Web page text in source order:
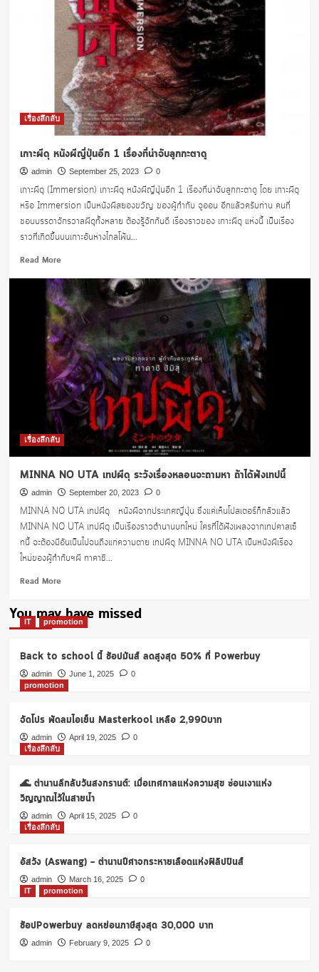
เรื่องลึกลับ
เกาะผีดุ หนังผีญี่ปุ่นอีก 1 เรื่องที่น่าจับลูกกะตาดู
admin September 25, 2023 0
เกาะผีดุ (Immersion) เกาะผีดุ หนังผีญี่ปุ่นอีก 1 เรื่องที่น่าจับลูกกะตาดู โดย เกาะผีดุ
หรือ Immersion เป็นหนังผีสยองขวัญ ของผู้กำกับ จูออน อีกแล้วครับท่าน คนที่
ชอบบรรดาจักรวาลผีดุทั้งหลาย ต้องรู้จักกันดี เรื่องราวของ เกาะผีดุ แห่งนี้ เป็นเรื่อง
ราวที่เกิดขึ้นบนเกาะอันห่างไกลโพ้น...
Read MoreRead
about
เกาะ
ผีดุ
หนัง
ผี
ญี่ปุ่น
อีก
1
เรื่อง
ที่
น่า
จับ
ลูก
ตาดู
เรื่องลึกลับ
MINNA NO UTA เทปผีดุ ระวังเรื่องหลอนจะถามหา ถ้าได้ฟังเทปนี้
admin September 20, 2023 0
MINNA NO UTA เทปผีดุ หนังผีจากประเทศญี่ปุ่น ซึ่งแค่เห็นโปสเตอร์ก็กลัวแล้ว
MINNA NO UTA เทปผีดุ เป็นเรื่องราวตำนานบทใหม่ ใครที่ได้ฟังเพลงจากเทปคาสเซ็
ทนี้ จะต้องมีอันเป็นไปจนถึงแก่ความตาย เทปผีดุ MINNA NO UTA เป็นหนังผีเรื่อง
ใหม่ของผู้กำกับฯผี ทาคาชิ...
Read MoreRead
about
MINNA
เทป
ผีดุ
ระวัง
หลอน
ถาม
หา
ได้
ฟัง
เทป
นี้
You may have missed
IT promotion
Back to school นี้ ช้อปมันส์ ลดสูงสุด 50% ที่ Powerbuy
admin June 1, 2025
0
promotion
จัดโปร พัดลมไอเย็น Masterkool เหลือ 2,990บาท
admin April 19, 2025
0
เรื่องลึกลับ
🌊 ตำนานลึกลับวันสงกรานต์: เมื่อเทศกาลแห่งความสุข ซ่อนเงาแห่ง
วิญญาณไว้ในสายน้ำ
admin April 15, 2025
0
เรื่องลึกลับ
อัสวัง (Aswang) – ตำนานปีศาจกระหายเลือดแห่งฟิลิปปินส์
admin March 16, 2025
0
IT
promotion
ช้อปPowerbuy ลดหย่อนภาษีสูงสุด 30,000 บาท
admin February 9, 2025 0